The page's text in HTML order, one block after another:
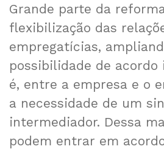
Grande parte da
flexibilização das
empregatícias,
possibilidade de
é, entre a empresa e o
a necessidade de um
intermediador. Dessa
podem entrar em